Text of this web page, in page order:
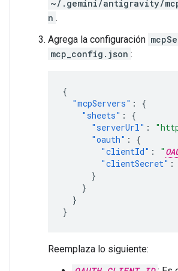
~/.gemini/antigravity/
n .
Agrega la configuración
mcp_config.json :
{
"mcpServers" :
{
"sheets" :
{
"serverUrl" :
"oauth" :
{
"clientId" : "
"clientSecret" :
}
}
}
}
Reemplaza lo siguiente: